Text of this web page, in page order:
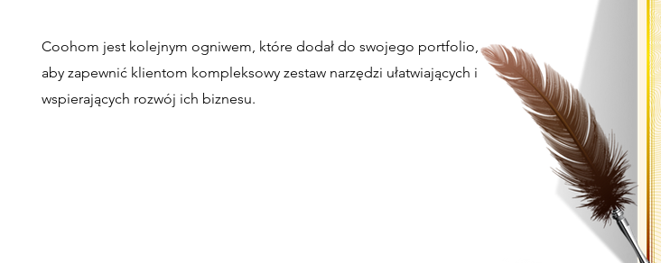
Coohom jest kolejnym ogniwem, które dodał do swojego portfolio,
aby zapewnić klientom kompleksowy zestaw narzędzi ułatwiających i
wspierających rozwój ich biznesu.